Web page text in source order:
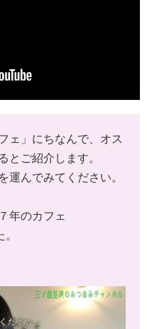
ェ」にちなんで、オス
とご紹介します。
運んでみてください。
年のカフェ